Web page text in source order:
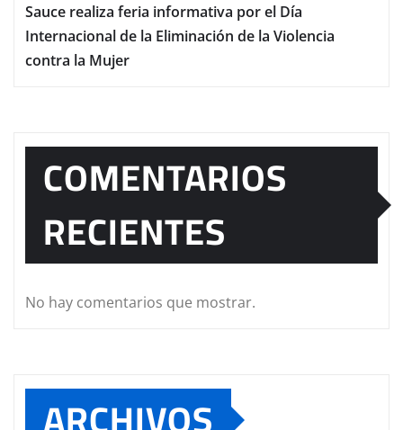
Sauce realiza feria informativa por el Día
Internacional de la Eliminación de la Violencia
contra la Mujer
COMENTARIOS
RECIENTES
No hay comentarios que mostrar.